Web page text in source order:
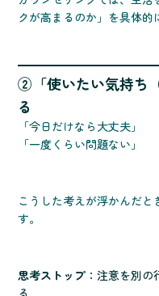
クが高まるのか」を具体的
②「使いたい気持ち
る
「今日だけなら大丈夫」
「一度くらい問題ない」
こうした考えが浮かんだ
す。
思考ストップ ：注意を別